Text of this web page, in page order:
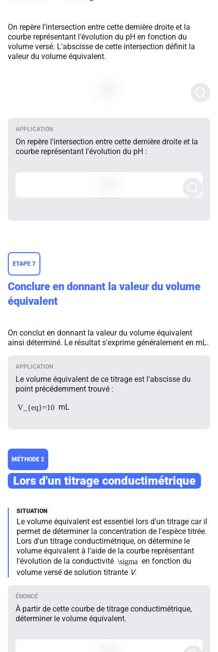
On repère l'intersection entre cette dernière droite et la
courbe représentant l'évolution du pH en fonction du
volume versé. L'abscisse de cette intersection définit la
valeur du volume équivalent.
On repère l'intersection entre cette dernière droite et la
courbe représentant l'évolution du pH :
ETAPE 7
Conclure en donnant la valeur du volume
équivalent
On conclut en donnant la valeur du volume équivalent
ainsi déterminé. Le résultat s'exprime généralement en mL.
Le volume équivalent de ce titrage est l'abscisse du
point précédemment trouvé :
V_{eq}=10 mL
MÉTHODE 2
Lors d'un titrage conductimétrique
Le volume équivalent est essentiel lors d'un titrage car il
permet de déterminer la concentration de l'espèce titrée.
Lors d'un titrage conductimétrique, on détermine le
volume équivalent à l'aide de la courbe représentant
l'évolution de la conductivité \sigma en fonction du
volume versé de solution titrante V.
À partir de cette courbe de titrage conductimétrique,
déterminer le volume équivalent.